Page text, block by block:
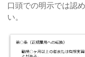
口頭での明示では認
い。